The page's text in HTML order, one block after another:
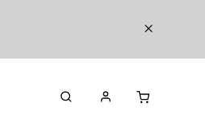
KONTAKTY